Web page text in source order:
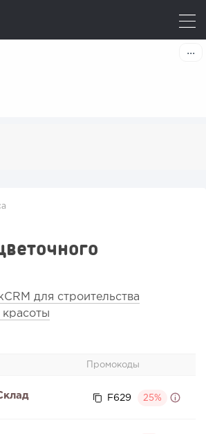
CRM для строительства
красоты
Промокоды
F629 25%